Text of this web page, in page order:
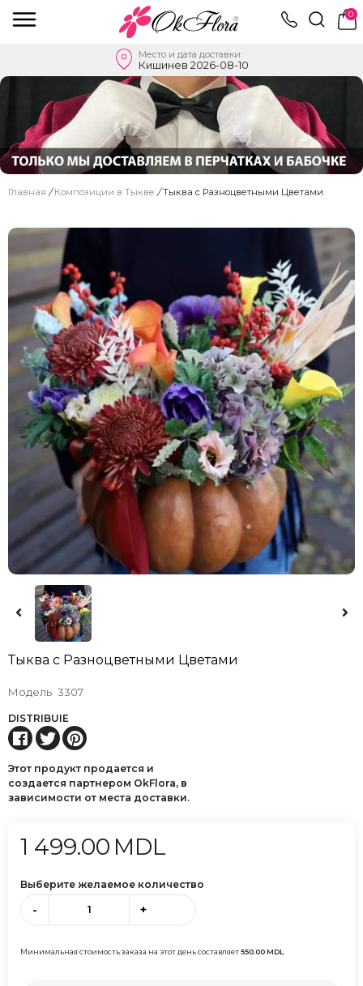
0
Место и дата доставки:
Кишинев 2026-08-10
Главная / Композиции в Тыкве / Тыква с Разноцветными Цветами
Тыква с Разноцветными Цветами
Модель 3307
DISTRIBUIE
Этот продукт продается и
создается партнером OkFlora, в
зависимости от места доставки.
1 499.00 MDL
Выберите желаемое количество
- +
Минимальная стоимость заказа на этот день составляет550.00MDL